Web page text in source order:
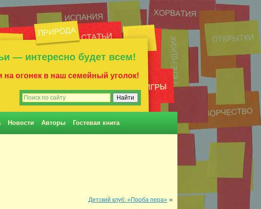
— интересно будет всем!
на огонек в наш семейный уголок!
Новости Авторы Гостевая книга
Детский клуб: «Проба пера» »